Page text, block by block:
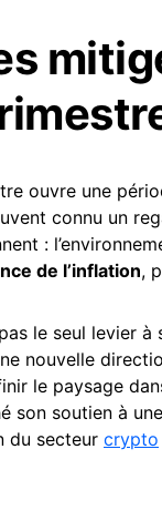
ouvre une
connu un
:
de l’inflation,
pas le seul levier
nouvelle
le paysage
son soutien à
du secteur crypto